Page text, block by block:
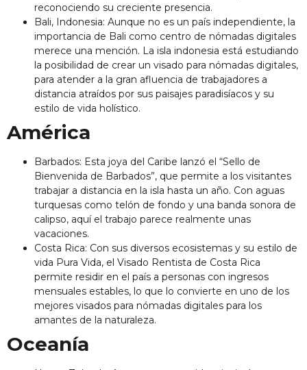
reconociendo su creciente presencia.
Bali, Indonesia: Aunque no es un país independiente, la
importancia de Bali como centro de nómadas digitales
merece una mención. La isla indonesia está estudiando
la posibilidad de crear un visado para nómadas digitales,
para atender a la gran afluencia de trabajadores a
distancia atraídos por sus paisajes paradisíacos y su
estilo de vida holístico.
América
Barbados: Esta joya del Caribe lanzó el “Sello de
Bienvenida de Barbados”, que permite a los visitantes
trabajar a distancia en la isla hasta un año. Con aguas
turquesas como telón de fondo y una banda sonora de
calipso, aquí el trabajo parece realmente unas
vacaciones.
Costa Rica: Con sus diversos ecosistemas y su estilo de
vida Pura Vida, el Visado Rentista de Costa Rica
permite residir en el país a personas con ingresos
mensuales estables, lo que lo convierte en uno de los
mejores visados para nómadas digitales para los
amantes de la naturaleza.
Oceanía